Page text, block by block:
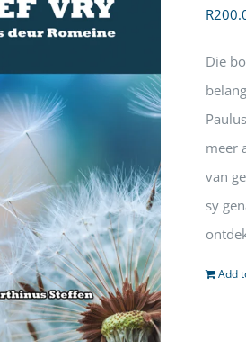
R
Die
meer
van
sy
Add